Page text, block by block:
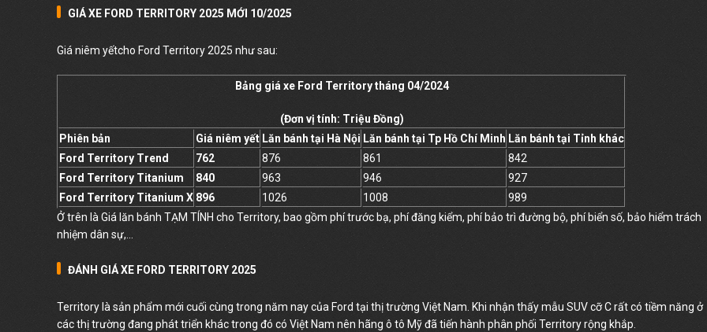
GIÁ XE FORD TERRITORY 2025 MỚI 10/2025
Giá niêm yếtcho Ford Territory 2025 như sau:
Bảng giá xe Ford Territory tháng 04/2024
(Đơn vị tính: Triệu Đồng)
Phiên bản
Giá niêm yết Lăn bánh tại Hà Nội Lăn bánh tại Tp Hồ Chí Minh Lăn bánh tại Tỉnh khác
Ford Territory Trend
762 876 861
842
Ford Territory Titanium
840 963 946
927
Ford Territory Titanium X 896 1026 1008
989
Ở trên là Giá lăn bánh TẠM TÍNH cho Territory, bao gồm phí trước bạ, phí đăng kiểm, phí bảo trì đường bộ, phí biển số, bảo hiểm trách
nhiệm dân sự,...
ĐÁNH GIÁ XE FORD TERRITORY 2025
Territory là sản phẩm mới cuối cùng trong năm nay của Ford tại thị trường Việt Nam. Khi nhận thấy mẫu SUV cỡ C rất có tiềm năng ở
các thị trường đang phát triển khác trong đó có Việt Nam nên hãng ô tô Mỹ đã tiến hành phân phối Territory rộng khắp.